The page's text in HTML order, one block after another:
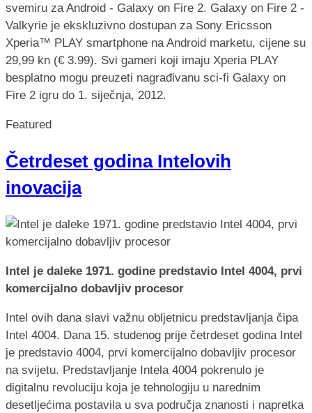
svemiru za Android - Galaxy on Fire 2. Galaxy on Fire 2 -
Valkyrie je ekskluzivno dostupan za Sony Ericsson
Xperia™ PLAY smartphone na Android marketu, cijene su
29,99 kn (€ 3.99). Svi gameri koji imaju Xperia PLAY
besplatno mogu preuzeti nagrađivanu sci-fi Galaxy on
Fire 2 igru do 1. siječnja, 2012.
Featured
Četrdeset godina Intelovih
inovacija
Intel je daleke 1971. godine predstavio Intel 4004, prvi
komercijalno dobavljiv procesor
Intel ovih dana slavi važnu obljetnicu predstavljanja čipa
Intel 4004. Dana 15. studenog prije četrdeset godina Intel
je predstavio 4004, prvi komercijalno dobavljiv procesor
na svijetu. Predstavljanje Intela 4004 pokrenulo je
digitalnu revoluciju koja je tehnologiju u narednim
desetljećima postavila u sva područja znanosti i napretka